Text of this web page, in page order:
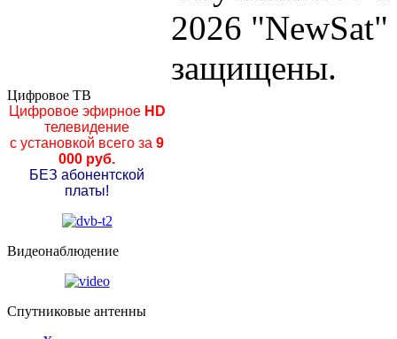
2026
защищены.
Цифровое ТВ
Цифровое эфирноеHD
телевидение
с установкой всего за 9
000 руб.
БЕЗ абонентской
платы!
Видеонаблюдение
Спутниковые антенны